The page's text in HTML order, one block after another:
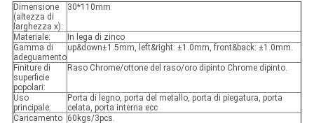
Dimensione
(altezza di
larghezza x):
30*110mm
Materiale:
In lega di zinco
Gamma di
adeguamento
up&down±1.5mm, left&right: ±1.0mm, front&back: ±1.0mm.
Finiture di
superficie
popolari:
Raso Chrome/ottone del raso/oro dipinto Chrome dipinto.
Uso
principale:
Porta di legno, porta del metallo, porta di piegatura, porta
celata, porta interna ecc
Caricamento 60kgs/3pcs.